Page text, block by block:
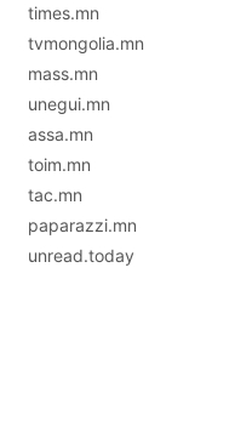
times.mn
tvmongolia.mn
mass.mn
unegui.mn
assa.mn
toim.mn
tac.mn
paparazzi.mn
unread.today